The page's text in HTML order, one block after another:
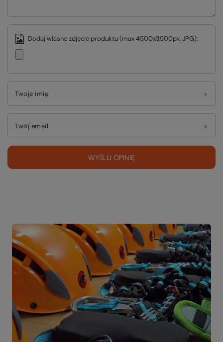
Dodaj własne zdjęcie produktu (max 4500x3500px, JPG):
Twoje imię
Twój email
WYŚLIJ OPINIĘ